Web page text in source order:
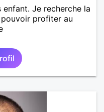
Je recherche la
profiter au